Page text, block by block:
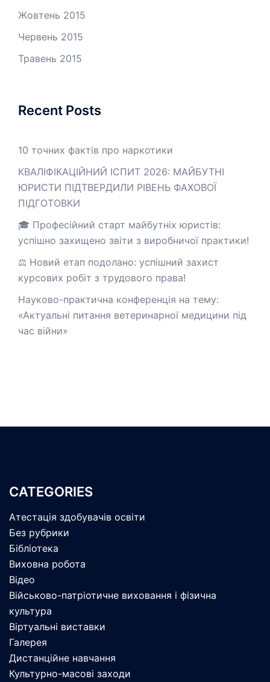
Жовтень 2015
Червень 2015
Травень 2015
Recent Posts
10 точних фактів про наркотики
КВАЛІФІКАЦІЙНИЙ ІСПИТ 2026: МАЙБУТНІ
ЮРИСТИ ПІДТВЕРДИЛИ РІВЕНЬ ФАХОВОЇ
ПІДГОТОВКИ
🎓 Професійний старт майбутніх юристів:
успішно захищено звіти з виробничої практики!
⚖️ Новий етап подолано: успішний захист
курсових робіт з трудового права!
Науково-практична конференція на тему:
«Актуальні питання ветеринарної медицини під
час війни»
CATEGORIES
Атестація здобувачів освіти
Без рубрики
Бібліотека
Виховна робота
Відео
Військово-патріотичне виховання і фізична
культура
Віртуальні виставки
Галерея
Дистанційне навчання
Культурно-масові заходи